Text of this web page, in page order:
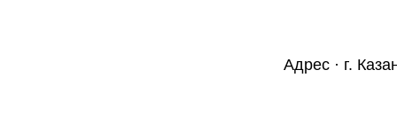
Адрес · г.